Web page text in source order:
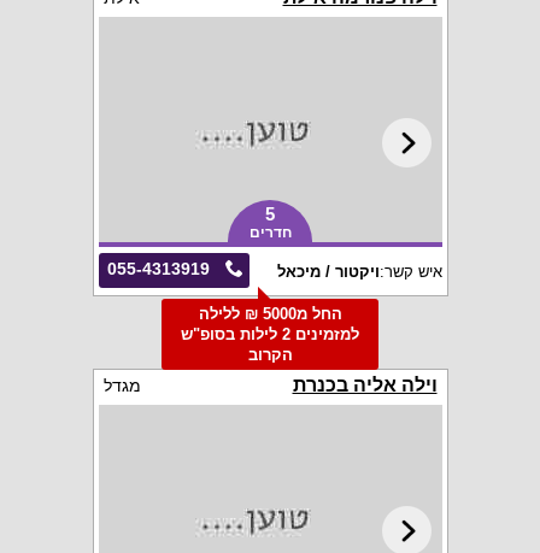
5
חדרים
055-4313919 איש קשר:ויקטור / מיכאל
החל מ5000 ₪ ללילה
למזמינים 2 לילות בסופ"ש
הקרוב
וילה אליה בכנרת מגדל